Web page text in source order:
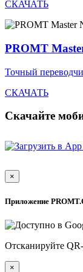
СКАЧАТЬ
PROMT
Точный
СКАЧАТЬ
Скачайте
×
Приложение
Отсканируйте
×